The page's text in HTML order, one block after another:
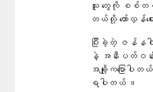
သူ တွေကို စစ်​တပ်
တယ်လို့ တော်လှန်
ပြီးခဲ့တဲ့ ဇန်နဝ
နဲ့ အနီးပတ်ဝန်း
အချို့က​ပြောပ
ရပါတယ် ။